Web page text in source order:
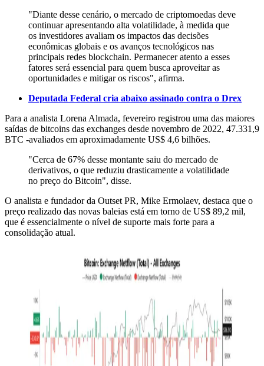
"Diante desse cenário, o mercado de criptomoedas deve
continuar apresentando alta volatilidade, à medida que
os investidores avaliam os impactos das decisões
econômicas globais e os avanços tecnológicos nas
principais redes blockchain. Permanecer atento a esses
fatores será essencial para quem busca aproveitar as
oportunidades e mitigar os riscos", afirma.
Deputada Federal cria abaixo assinado contra o Drex
Para a analista Lorena Almada, fevereiro registrou uma das maiores
saídas de bitcoins das exchanges desde novembro de 2022, 47.331,9
BTC -avaliados em aproximadamente US$ 4,6 bilhões.
"Cerca de 67% desse montante saiu do mercado de
derivativos, o que reduziu drasticamente a volatilidade
no preço do Bitcoin", disse.
O analista e fundador da Outset PR, Mike Ermolaev, destaca que o
preço realizado das novas baleias está em torno de US$ 89,2 mil,
que é essencialmente o nível de suporte mais forte para a
consolidação atual.